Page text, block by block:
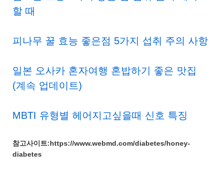
할 때
피나무 꿀 효능 좋은점 5가지 섭취 주의 사항
일본 오사카 혼자여행 혼밥하기 좋은 맛집
(계속 업데이트)
MBTI 유형별 헤어지고싶을때 신호 특징
참고사이트:https://www.webmd.com/diabetes/honey-
diabetes